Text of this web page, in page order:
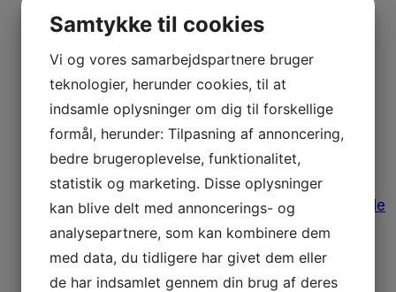
Flyt klinik
Afregn med regionen
Medlemskab
Medlemskab
Bliv medlem
Kontingent
Forsikringer
Afregning af udgifter
Medlemstilbud
Bomærke, varemærke og designguide
Medlemsfordele
Leverandørliste
Job og klinikker til salg
Fodens Dag
Samtykke til cookies
Vi og vores samarbejdspartnere bruger
teknologier, herunder cookies, til at
indsamle oplysninger om dig til forskellige
formål, herunder: Tilpasning af annoncering,
bedre brugeroplevelse, funktionalitet,
statistik og marketing. Disse oplysninger
kan blive delt med annoncerings- og
analysepartnere, som kan kombinere dem
med data, du tidligere har givet dem eller
de har indsamlet gennem din brug af deres